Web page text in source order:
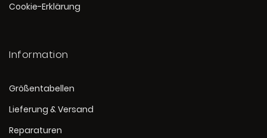
Cookie-Erklärung
Information
Größentabellen
Lieferung & Versand
Reparaturen